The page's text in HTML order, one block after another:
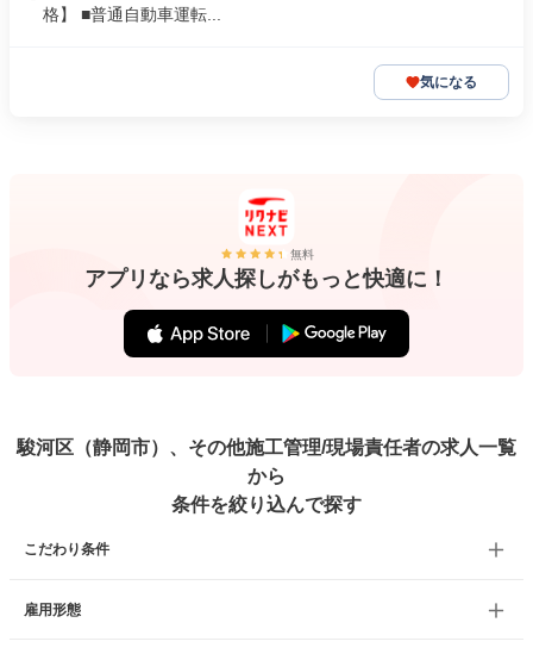
格】 ■普通自動車運転...
気になる
無料
アプリなら求人探しがもっと快適に！
駿河区（静岡市）、その他施工管理/現場責任者の求人一覧
から
条件を絞り込んで探す
こだわり条件
雇用形態